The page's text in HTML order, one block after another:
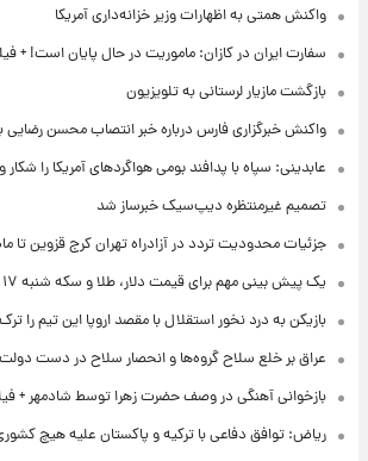
واکنش همتی به اظهارات وزیر خزانه‌داری آمریکا
سفارت ایران در کازان: ماموریت در حال پایان است! +
بازگشت مازیار لرستانی به تلویزیون
واکنش خبرگزاری فارس درباره خبر انتصاب محسن رضایی
عابدینی: سپاه با پدافند بومی هواگردهای آمریکا را
تصمیم غیرمنتظره دیپ‌سیک خبرساز شد
جزئیات محدودیت تردد در آزادراه تهران کرج قزوین تا
یک پیش ‌بینی مهم برای قیمت دلار، طلا و سکه شنبه ۱۷ مرداد ۱۴۰۵
بازیکن به درد نخور استقلال با مقصد اروپا این تیم را
عراق بر خلع سلاح گروه‌ها و انحصار سلاح در دست دولت
بازخوانی آهنگی در وصف حضرت زهرا توسط شادمهر +
ریاض: توافق دفاعی با ترکیه و پاکستان علیه هیچ